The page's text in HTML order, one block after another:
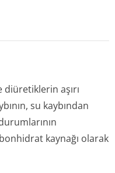
diüretiklerin aşırı
su kaybından
kaynağı olarak